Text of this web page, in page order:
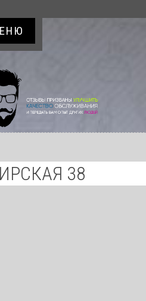
38